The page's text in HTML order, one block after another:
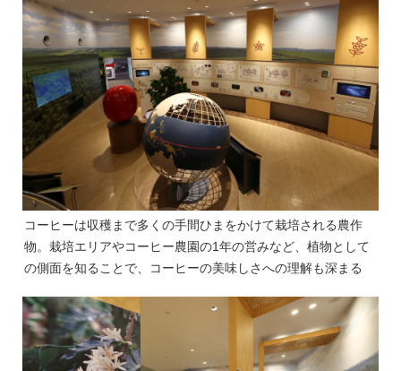
コーヒーは収穫まで多くの手間ひまをかけて栽培される農作
物。栽培エリアやコーヒー農園の1年の営みなど、植物として
の側面を知ることで、コーヒーの美味しさへの理解も深まる